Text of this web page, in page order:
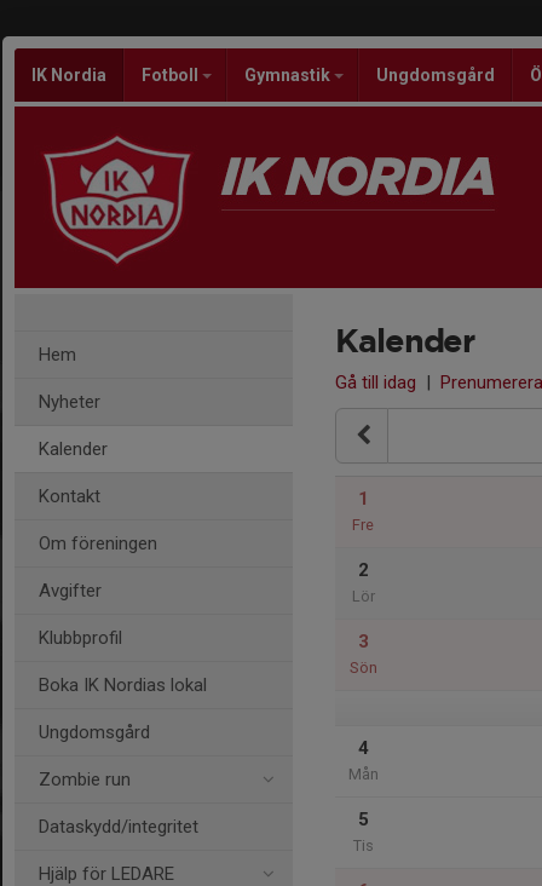
IK Nordia Fotboll Gymnastik Ungdomsgård
Hem
Nyheter
Kalender
Kontakt
Om föreningen
Avgifter
Klubbprofil
Boka IK Nordias lokal
Ungdomsgård
Zombie run
Dataskydd/integritet
Hjälp för LEDARE
Kalender
Gå till idag | Prenumerera
1
Fre
2
Lör
3
Sön
4
Mån
5
Tis